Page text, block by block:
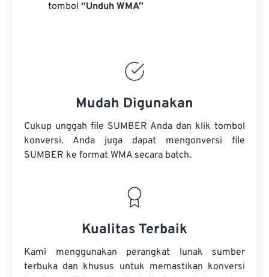
tombol “Unduh WMA”
Mudah Digunakan
Cukup unggah file SUMBER Anda dan klik tombol
konversi. Anda juga dapat mengonversi file
SUMBER ke format WMA secara batch.
Kualitas Terbaik
Kami menggunakan perangkat lunak sumber
terbuka dan khusus untuk memastikan konversi